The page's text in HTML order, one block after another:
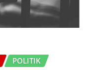
POLITIK